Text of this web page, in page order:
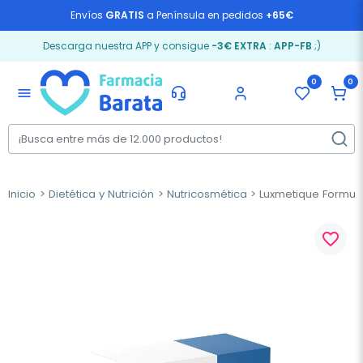
Envíos GRATIS a Península en pedidos +65€
Descarga nuestra APP y consigue -3€ EXTRA: APP-FB ;)
menu
0 0
Inicio Dietética y Nutrición Nutricosmética Luxmetique
favorite_border